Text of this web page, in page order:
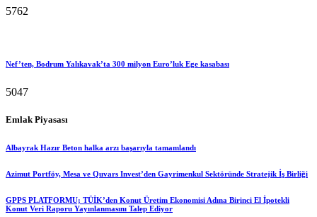
5762
Nef’ten, Bodrum Yalıkavak’ta 300 milyon Euro’luk Ege kasabası
5047
Emlak Piyasası
Albayrak Hazır Beton halka arzı başarıyla tamamlandı
Azimut Portföy, Mesa ve Quvars Invest’den Gayrimenkul Sektöründe Stratejik İş Birliği
GPPS PLATFORMU; TÜİK’den Konut Üretim Ekonomisi Adına Birinci El İpotekli
Konut Veri Raporu Yayınlanmasını Talep Ediyor